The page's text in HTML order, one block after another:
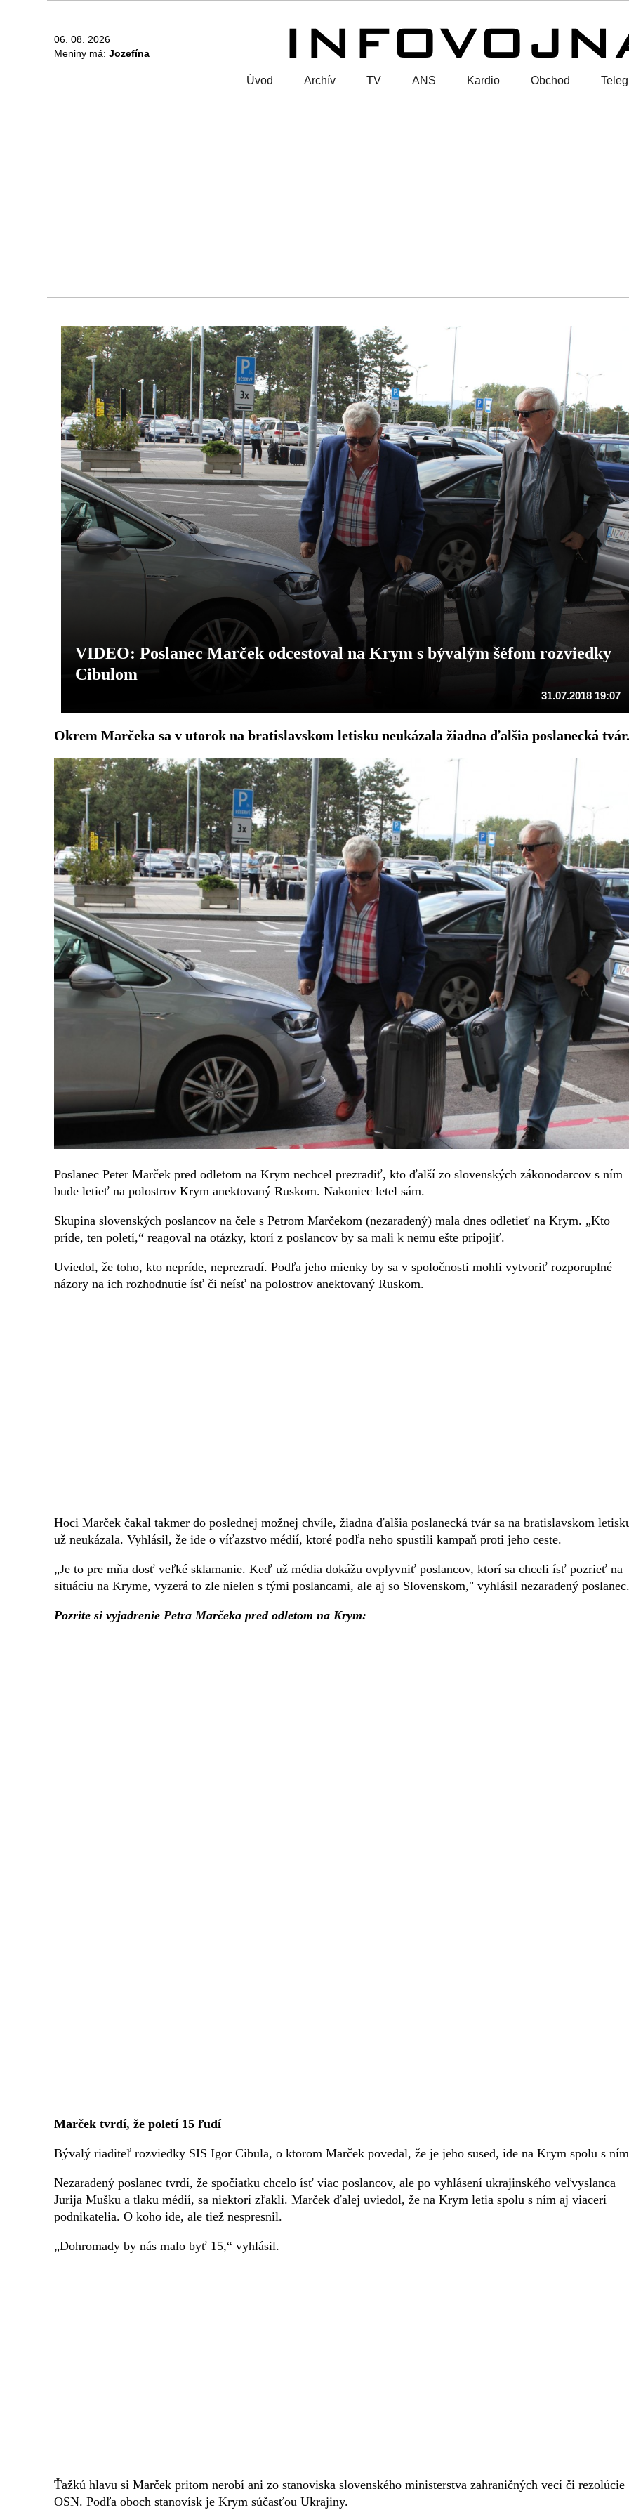
06. 08. 2026
Meniny má: Jozefína
Úvod Archív TV ANS Kardio Obchod
VIDEO: Poslanec Marček odcestoval na Krym s bývalým šéfom rozviedky
Cibulom
31.07.2018 19:07
Okrem Marčeka sa v utorok na bratislavskom letisku neukázala žiadna ďalšia poslanecká tvár.
Poslanec Peter Marček pred odletom na Krym nechcel prezradiť, kto ďalší zo slovenských zákonodarcov s ním
bude letieť na polostrov Krym anektovaný Ruskom. Nakoniec letel sám.
Skupina slovenských poslancov na čele s Petrom Marčekom (nezaradený) mala dnes odletieť na Krym. „Kto
príde, ten poletí,“ reagoval na otázky, ktorí z poslancov by sa mali k nemu ešte pripojiť.
Uviedol, že toho, kto nepríde, neprezradí. Podľa jeho mienky by sa v spoločnosti mohli vytvoriť rozporuplné
názory na ich rozhodnutie ísť či neísť na polostrov anektovaný Ruskom.
Hoci Marček čakal takmer do poslednej možnej chvíle, žiadna ďalšia poslanecká tvár sa na bratislavskom
už neukázala. Vyhlásil, že ide o víťazstvo médií, ktoré podľa neho spustili kampaň proti jeho ceste.
„Je to pre mňa dosť veľké sklamanie. Keď už média dokážu ovplyvniť poslancov, ktorí sa chceli ísť pozrieť na
situáciu na Kryme, vyzerá to zle nielen s tými poslancami, ale aj so Slovenskom," vyhlásil nezaradený poslanec.
Pozrite si vyjadrenie Petra Marčeka pred odletom na Krym:
Marček tvrdí, že poletí 15 ľudí
Bývalý riaditeľ rozviedky SIS Igor Cibula, o ktorom Marček povedal, že je jeho sused, ide na Krym spolu s
Nezaradený poslanec tvrdí, že spočiatku chcelo ísť viac poslancov, ale po vyhlásení ukrajinského veľvyslanca
Jurija Mušku a tlaku médií, sa niektorí zľakli. Marček ďalej uviedol, že na Krym letia spolu s ním aj viacerí
podnikatelia. O koho ide, ale tiež nespresnil.
„Dohromady by nás malo byť 15,“ vyhlásil.
Ťažkú hlavu si Marček pritom nerobí ani zo stanoviska slovenského ministerstva zahraničných vecí či rezolúcie
OSN. Podľa oboch stanovísk je Krym súčasťou Ukrajiny.